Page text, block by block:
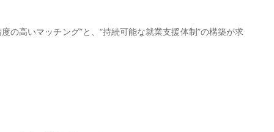
高いマッチング”と、“持続可能な就業支援体制”の構築が求